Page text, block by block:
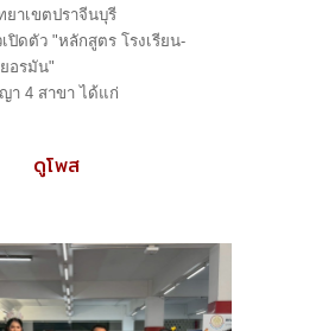
ยาเขตปราจีนบุรี
ปิดตัว "หลักสูตร โรงเรียน-
อรมัน"
า 4 สาขา ได้แก่
ดูโพส